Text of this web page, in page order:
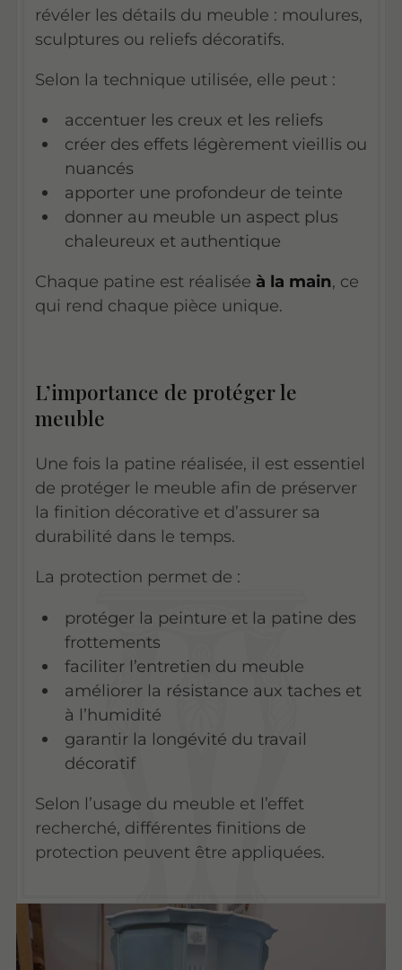
révéler les détails du meuble : moulures,
sculptures ou reliefs décoratifs.
Selon la technique utilisée, elle peut :
accentuer les creux et les reliefs
créer des effets légèrement vieillis ou
nuancés
apporter une profondeur de teinte
donner au meuble un aspect plus
chaleureux et authentique
Chaque patine est réalisée à la main, ce
qui rend chaque pièce unique.
L’importance de protéger le
meuble
Une fois la patine réalisée, il est essentiel
de protéger le meuble afin de préserver
la finition décorative et d’assurer sa
durabilité dans le temps.
La protection permet de :
protéger la peinture et la patine des
frottements
faciliter l’entretien du meuble
améliorer la résistance aux taches et
à l’humidité
garantir la longévité du travail
décoratif
Selon l’usage du meuble et l’effet
recherché, différentes finitions de
protection peuvent être appliquées.